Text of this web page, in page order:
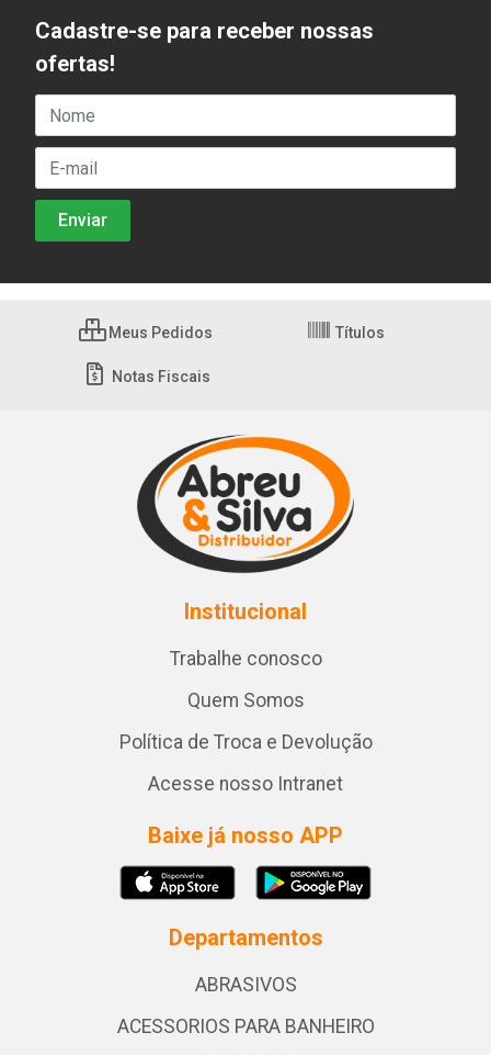
Cadastre-se para receber nossas
ofertas!
Meus Pedidos Títulos
Notas Fiscais
Institucional
Trabalhe conosco
Quem Somos
Política de Troca e Devolução
Acesse nosso Intranet
Baixe já nosso APP
Departamentos
ABRASIVOS
ACESSORIOS PARA BANHEIRO